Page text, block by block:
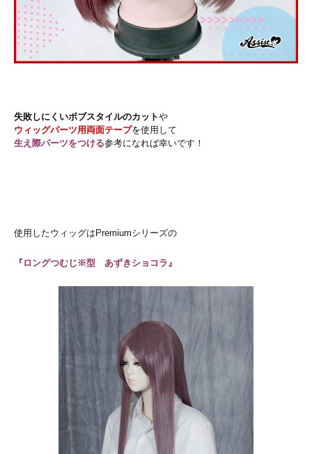
失敗しにくいボブスタイルのカットや
ウィッグパーツ用両面テープを使用して
生え際パーツをつける参考になれば幸いです！
使用したウィッグはPremiumシリーズの
『 ロングつむじ※型 あずきショコラ』